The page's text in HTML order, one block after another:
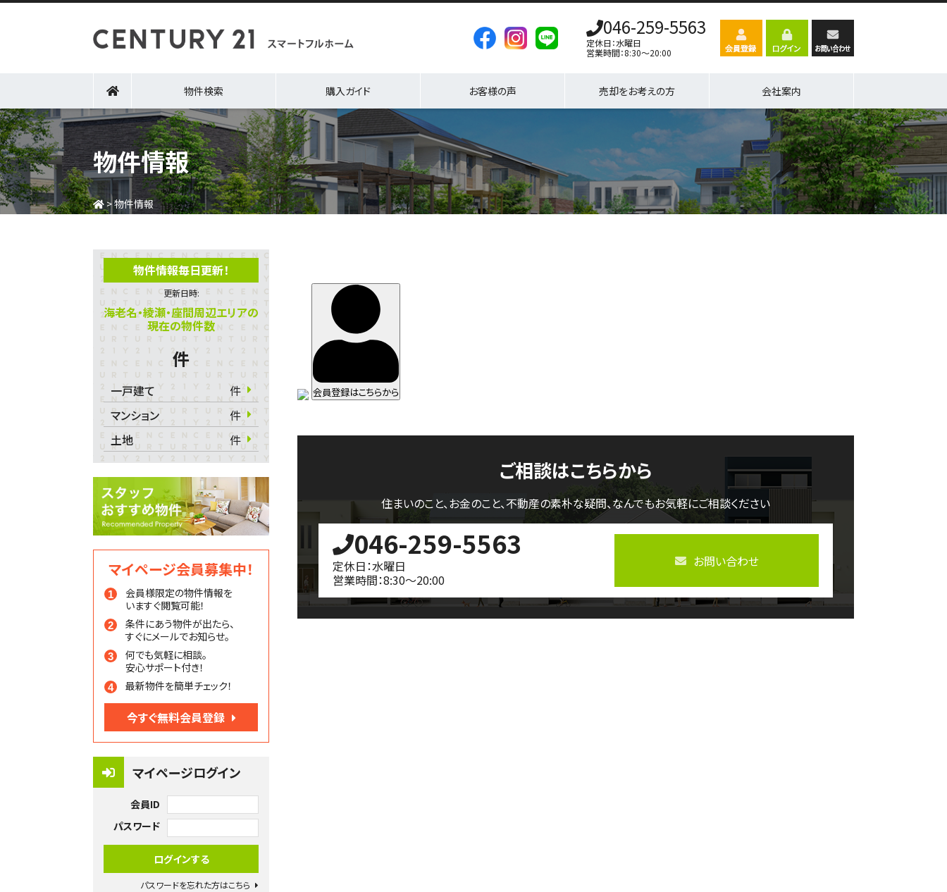
046-259-5563
定休日：水曜日
営業時間：8:30～20:00
物件検索 購入ガイド お客様の声 売却をお考えの方 会社案内
物件情報
>物件情報
物件情報毎日更新！
更新日時:
海老名・綾瀬・座間周辺エリアの
現在の物件数
件
一戸建て
件
マンション
件
土地
件
マイページ会員募集中！
会員様限定の物件情報を
いますぐ閲覧可能！
条件にあう物件が出たら、
すぐにメールでお知らせ。
何でも気軽に相談。
安心サポート付き！
最新物件を簡単チェック！
今すぐ無料会員登録
マイページログイン
会員ID
パスワード
パスワードを忘れた方はこちら
会員登録はこちらから
ご相談はこちらから
住まいのこと、お金のこと、不動産の素朴な疑問、なんでもお気軽にご相談ください
046-259-5563
定休日：水曜日
営業時間：8:30～20:00
お問い合わせ